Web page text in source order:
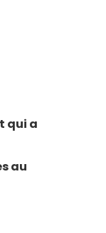
qui a
au